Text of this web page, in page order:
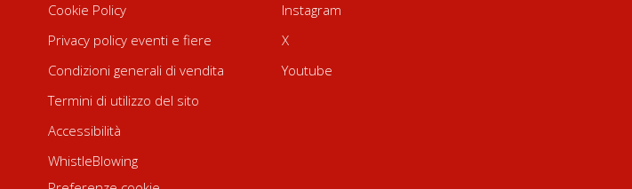
Cookie Policy
Privacy policy eventi e fiere
Condizioni generali di vendita
Termini di utilizzo del sito
Accessibilità
WhistleBlowing
Instagram
X
Youtube